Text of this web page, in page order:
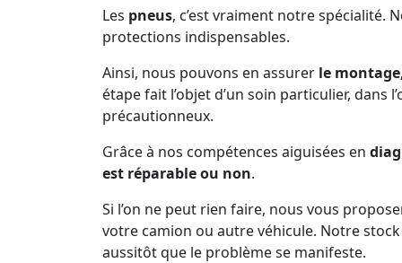
Les pneus, c’est vraiment notre spécialité.
protections indispensables.
Ainsi, nous pouvons en assurer le
étape fait l’objet d’un soin particulier, dans
précautionneux.
Grâce à nos compétences aiguisées en
est réparable ou non.
Si l’on ne peut rien faire, nous vous
votre camion ou autre véhicule. Notre
aussitôt que le problème se manifeste.